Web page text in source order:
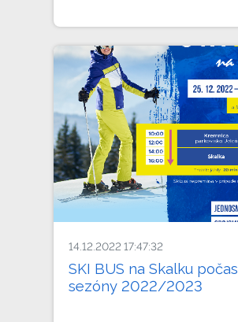
14.12.2022 17:47:32
SKI BUS na Skalku počas
sezóny 2022/2023